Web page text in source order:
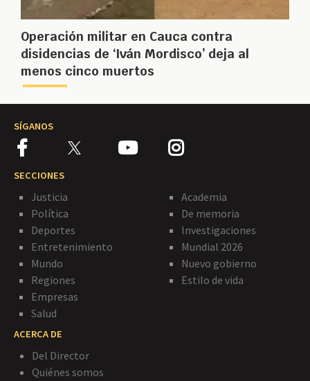
Operación militar en Cauca contra
disidencias de ‘Iván Mordisco’ deja al
menos cinco muertos
SÍGANOS
SECCIONES
Justicia
Política
Deportes
Entretenimiento
Mundo
Regiones
Empresas
Salud
Academia
De memoria
Investigaciones
Mundial 2026
Nuevo gobierno
Estilo de vida
ACERCA DE
Del Director
Quiénes somos